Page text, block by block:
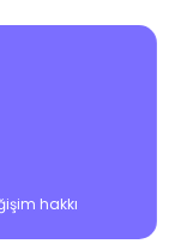
hakkı